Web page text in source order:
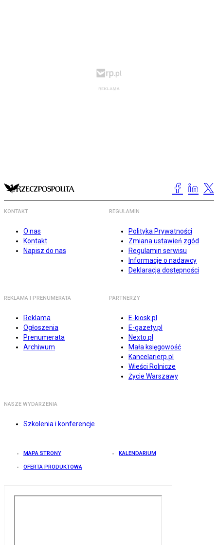
KONTAKT
O nas
Kontakt
Napisz do nas
REGULAMIN
Polityka Prywatności
Zmiana ustawień zgód
Regulamin serwisu
Informacje o nadawcy
Deklaracja dostępności
REKLAMA I PRENUMERATA
Reklama
Ogłoszenia
Prenumerata
Archiwum
PARTNERZY
E-kiosk.pl
E-gazety.pl
Nexto.pl
Mała księgowość
Kancelarierp.pl
Wieści Rolnicze
Życie Warszawy
NASZE WYDARZENIA
Szkolenia i konferencje
MAPA STRONY KALENDARIUM
OFERTA PRODUKTOWA